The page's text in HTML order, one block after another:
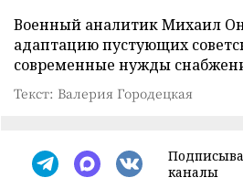
Военный аналитик Михаил
адаптацию пустующих
современные нужды
Текст: Валерия Городецкая
каналы